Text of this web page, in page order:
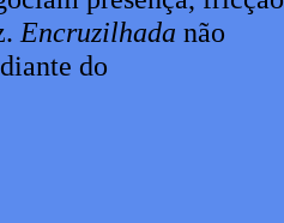
Encruzilhada não
do